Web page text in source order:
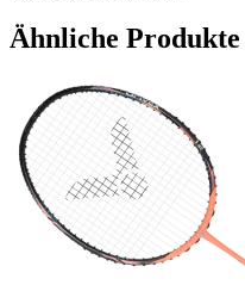
Ähnliche Produkte